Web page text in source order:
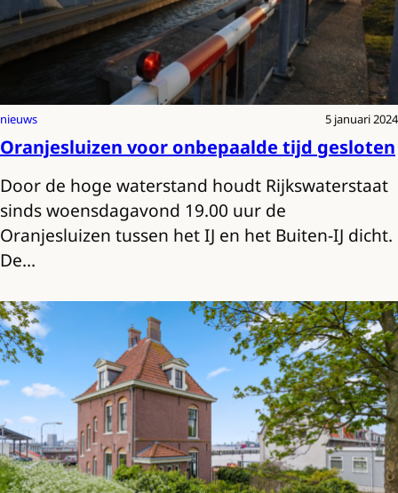
nieuws 5 januari 2024
Oranjesluizen voor onbepaalde tijd gesloten
Door de hoge waterstand houdt Rijkswaterstaat
sinds woensdagavond 19.00 uur de
Oranjesluizen tussen het IJ en het Buiten-IJ dicht.
De…